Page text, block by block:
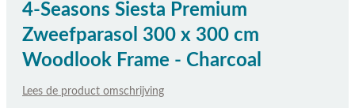
4-Seasons Siesta Premium
Zweefparasol 300 x 300 cm
Woodlook Frame - Charcoal
Lees de product omschrijving